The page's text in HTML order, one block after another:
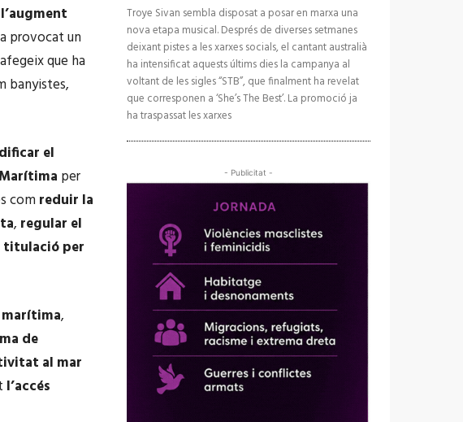
l’augment
provocat un
que ha
banyistes,
el
per
com reduir la
, regular el
titulació per
,
de
al mar
l’accés
Troye Sivan sembla disposat a posar en marxa una
nova etapa musical. Després de diverses setmanes
deixant pistes a les xarxes socials, el cantant australià
ha intensificat aquests últims dies la campanya al
voltant de les sigles “STB”, que finalment ha revelat
que corresponen a ‘She’s The Best’. La promoció ja
ha traspassat les xarxes
- Publicitat -